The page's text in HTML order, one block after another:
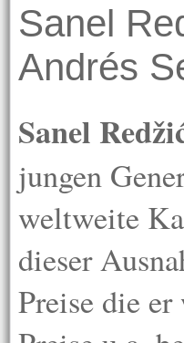
Sanel
Andrés
Sanel
jungen
weltweite
dieser
Preise die